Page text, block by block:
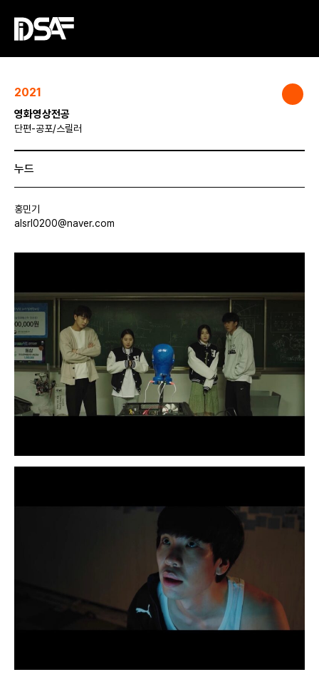
2021
영화영상전공
단편-공포/스릴러
누드
홍민기
alsrl0200@naver.com